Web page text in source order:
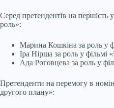
Серед претендентів на першість
роль»:
Марина Кошкіна за роль у
Іра Нірша за роль у фільмі
Ада Роговцева за роль у
Претенденти на перемогу в
другого плану»: